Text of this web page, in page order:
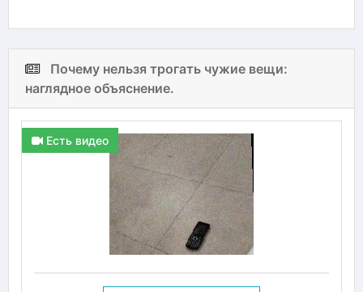
Почему нельзя трогать чужие вещи:
наглядное объяснение.
Есть видео